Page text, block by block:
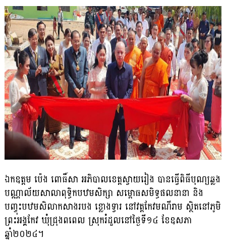
ឯកឧត្តម ប៉េង ពោធិ៍សា អភិបាលខេត្តស្វាយរៀង បានធ្វើពិធីបុណ្យឆ្លង
បណ្ណាល័យសាលាពុទ្ធិកបឋមសិក្សា សម្ពោធសមិទ្ធផលនានា និង
បញ្ចុះបឋមសិលាកសាងរបង ខ្លោងទ្វារ នៅវត្តកែវមណីរាម ស្ថិតនៅភូមិ
ព្រះអង្គកែវ ឃុំជ្រុងពពេល ស្រុករំដួលនៅថ្ងៃទី១៤ ខែឧសភា
ឆ្នាំ២០២៤។